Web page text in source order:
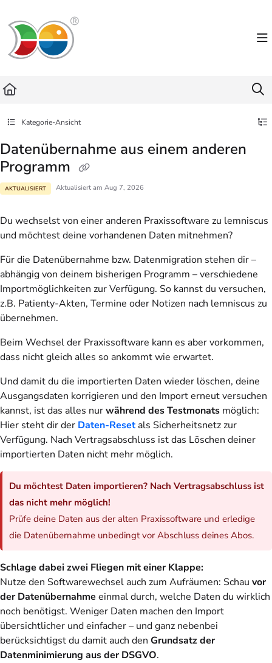
Fetch the complete documentation index at:
Use this file to discover all available pages before exploring further.
Kategorie-Ansicht
Datenübernahme aus einem anderen
Programm
AKTUALISIERT Aktualisiert am Aug 7, 2026
Du wechselst von einer anderen Praxissoftware zu lemniscus
und möchtest deine vorhandenen Daten mitnehmen?
Für die Datenübernahme bzw. Datenmigration stehen dir –
abhängig von deinem bisherigen Programm – verschiedene
Importmöglichkeiten zur Verfügung. So kannst du versuchen,
z.B. Patienty-Akten, Termine oder Notizen nach lemniscus zu
übernehmen.
Beim Wechsel der Praxissoftware kann es aber vorkommen,
dass nicht gleich alles so ankommt wie erwartet.
Und damit du die importierten Daten wieder löschen, deine
Ausgangsdaten korrigieren und den Import erneut versuchen
kannst, ist das alles nurwährend des Testmonats möglich:
Hier steht dir der Daten-Reset als Sicherheitsnetz zur
Verfügung. Nach Vertragsabschluss ist das Löschen deiner
importierten Daten nicht mehr möglich.
Du möchtest Daten importieren? Nach Vertragsabschluss ist
das nicht mehr möglich!
Prüfe deine Daten aus der alten Praxissoftware und erledige
die Datenübernahme unbedingt vor Abschluss deines Abos.
Schlage dabei zwei Fliegen mit einer Klappe:
Nutze den Softwarewechsel auch zum Aufräumen: Schau vor
der Datenübernahme einmal durch, welche Daten du wirklich
noch benötigst. Weniger Daten machen den Import
übersichtlicher und einfacher – und ganz nebenbei
berücksichtigst du damit auch den Grundsatz der
Datenminimierung aus der DSGVO.